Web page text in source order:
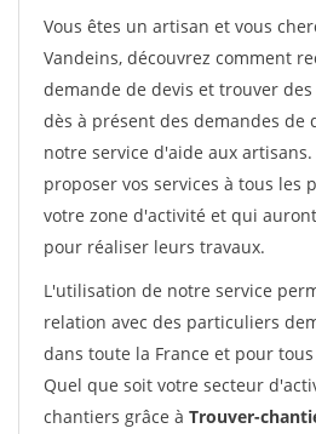
Vous êtes un artisan et vous
Vandeins, découvrez comment
demande de devis et trouver des
dès à présent des demandes de
notre service d'aide aux
proposer vos services à tous les
votre zone d'activité et qui
pour réaliser leurs travaux.
L'utilisation de notre service
relation avec des particuliers
dans toute la France et pour
Quel que soit votre secteur
chantiers grâce à Trouver-